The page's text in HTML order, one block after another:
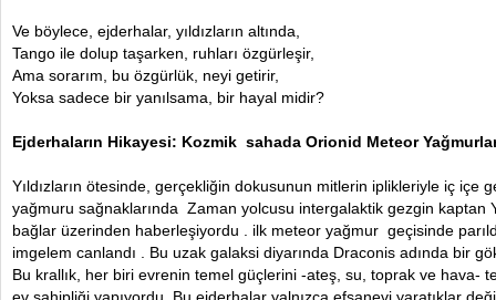
Ve böylece, ejderhalar, yıldızların altında,
Tango ile dolup taşarken, ruhları özgürleşir,
Ama sorarım, bu özgürlük, neyi getirir,
Yoksa sadece bir yanılsama, bir hayal midir?
Ejderhaların Hikayesi: Kozmik sahada Orionid Meteor
Yıldızların ötesinde, gerçekliğin dokusunun mitlerin iplikleriyle iç içe
yağmuru sağnaklarında Zaman yolcusu intergalaktik gezgin kaptan
bağlar üzerinden haberleşiyordu . ilk meteor yağmur geçisinde
imgelem canlandı . Bu uzak galaksi diyarında Draconis adında bir
Bu krallık, her biri evrenin temel güçlerini -ateş, su, toprak ve hava-